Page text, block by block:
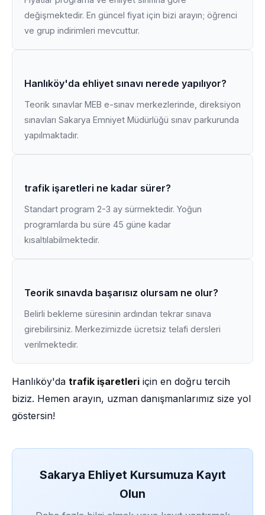
değişmektedir. En güncel fiyat için bizi arayın; öğrenci
ve grup indirimleri mevcuttur.
Hanlıköy'da ehliyet sınavı nerede yapılıyor?
Teorik sınavlar MEB e-sınav merkezlerinde, direksiyon
sınavları Sakarya Emniyet Müdürlüğü sınav parkurunda
yapılmaktadır.
trafik işaretleri ne kadar sürer?
Standart program 2-3 ay sürmektedir. Yoğun
programlarda bu süre 45 güne kadar
kısaltılabilmektedir.
Teorik sınavda başarısız olursam ne olur?
Belirli bekleme süresinin ardından tekrar sınava
girebilirsiniz. Merkezimizde ücretsiz telafi dersleri
verilmektedir.
Hanlıköy'da trafik işaretleri için en doğru tercih
biziz. Hemen arayın, uzman danışmanlarımız size yol
göstersin!
Sakarya Ehliyet Kursumuza Kayıt
Olun